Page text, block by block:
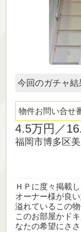
今回のガチャ結
物件お問い合せ
4.5万円／
福岡市博多区
ＨＰに度々掲載
オーナー様が良
溢れているこの
このお部屋かド
なたの希望にさ